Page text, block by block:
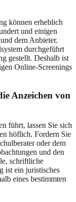
können erheblich
und einigen
dem Anbieter.
durchgeführt
gestellt. Deshalb ist
Online-Screenings
Anzeichen von
führt, lassen Sie sich
höflich. Fordern Sie
oder dem
und den
schriftliche
ist ein juristisches
eines bestimmten